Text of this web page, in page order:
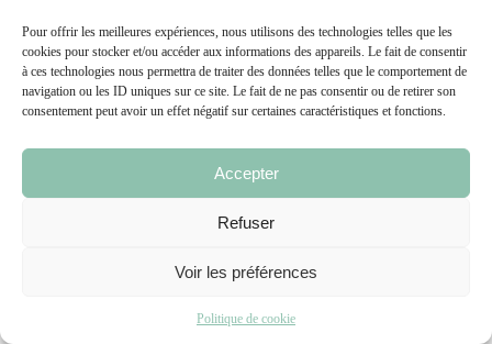
Pour offrir les meilleures expériences, nous utilisons des technologies telles que les
cookies pour stocker et/ou accéder aux informations des appareils. Le fait de consentir
à ces technologies nous permettra de traiter des données telles que le comportement de
navigation ou les ID uniques sur ce site. Le fait de ne pas consentir ou de retirer son
consentement peut avoir un effet négatif sur certaines caractéristiques et fonctions.
Accepter
Refuser
Voir les préférences
Politique de cookie
Contact
Mentions légales Politique de cookie CGU